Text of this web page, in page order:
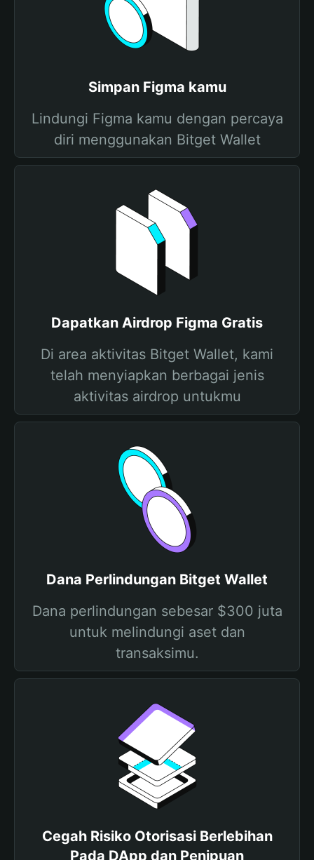
Simpan Figma kamu
Lindungi Figma kamu dengan percaya
diri menggunakan Bitget Wallet
Dapatkan Airdrop Figma Gratis
Di area aktivitas Bitget Wallet, kami
telah menyiapkan berbagai jenis
aktivitas airdrop untukmu
Dana Perlindungan Bitget Wallet
Dana perlindungan sebesar $300 juta
untuk melindungi aset dan
transaksimu.
Cegah Risiko Otorisasi Berlebihan
Pada DApp dan Penipuan